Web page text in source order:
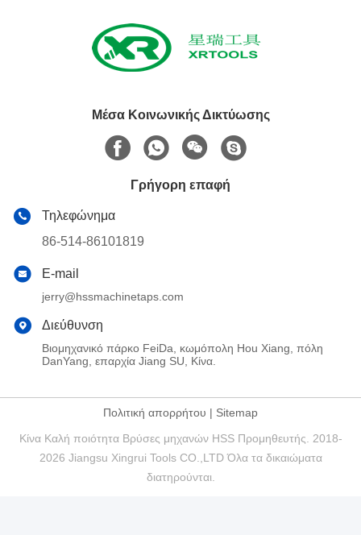
Μέσα Κοινωνικής Δικτύωσης
Γρήγορη επαφή
Τηλεφώνημα
86-514-86101819
E-mail
jerry@hssmachinetaps.com
Διεύθυνση
Βιομηχανικό πάρκο FeiDa, κωμόπολη Hou Xiang, πόλη
DanYang, επαρχία Jiang SU, Κίνα.
Πολιτική απορρήτου | Sitemap
Κίνα Καλή ποιότητα Βρύσες μηχανών HSS Προμηθευτής. 2018-
2026 Jiangsu Xingrui Tools CO.,LTD Όλα τα δικαιώματα
διατηρούνται.